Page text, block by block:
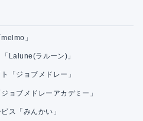
」
Lalune(ラルーン)」
「ジョブメドレー」
ョブメドレーアカデミー」
ス「みんかい」